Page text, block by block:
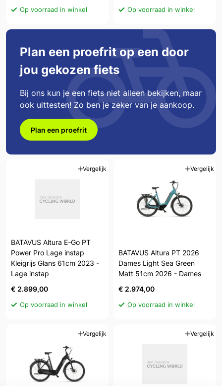
Op voorraad in winkel Op voorraad in winkel
Plan een proefrit op een door
jou gekozen fiets
Bij ons kun je een fiets niet alleen bekijken, maar
ook uittesten! Zo ben je zeker van je aankoop.
Plan een proefrit
Vergelijk
BATAVUS Altura E-Go PT
Power Pro Lage instap
Kleigrijs Glans 61cm 2023 -
Lage instap
€ 2.899,00
Op voorraad in winkel
Vergelijk
BATAVUS Altura PT 2026
Dames Light Sea Green
Matt 51cm 2026 - Dames
€ 2.974,00
Op voorraad in winkel
Vergelijk Vergelijk